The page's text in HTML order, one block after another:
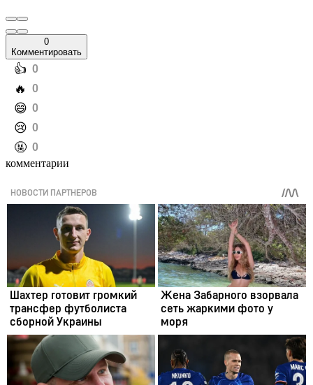
0
Комментировать
️👍 0
️🔥 0
️😄 0
️😢 0
️🤬 0
комментарии